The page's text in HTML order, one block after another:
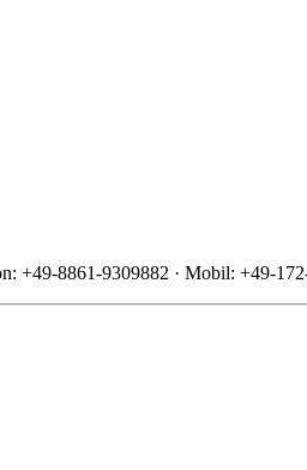
+49-8861-9309882 · Mobil: +49-